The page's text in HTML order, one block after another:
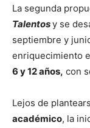
La segunda
Talentosy se
septiembre y
enriquecimiento
6 y 12 años, con
Lejos de
académico, la